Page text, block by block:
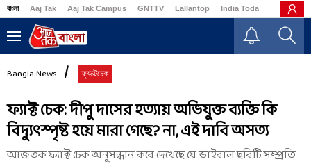
বাংলা Aaj Tak Aaj Tak Campus GNTTV Lallantop India Today Business
Bangla News ফ্যাক্টচেক
ফ্যাক্ট চেক: দীপু দাসের হত্যায় অভিযুক্ত ব্যক্তি কি
বিদ্যুৎস্পৃষ্ট হয়ে মারা গেছে? না, এই দাবি অসত্য
আজতক ফ্যাক্ট চেক অনুসন্ধান করে দেখেছে যে ভাইরাল ছবিটি সম্প্রতি